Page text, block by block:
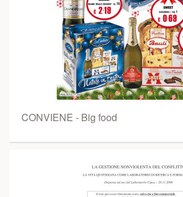
CONVIENE - Big food